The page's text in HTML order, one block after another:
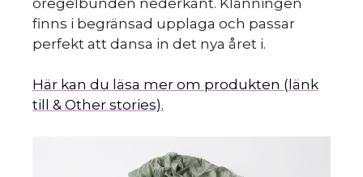
finns i begränsad upplaga och passar
perfekt att dansa in det nya året i.
Här kan du läsa mer om produkten (länk
till & Other stories).